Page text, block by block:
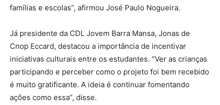
famílias e escolas”, afirmou José Paulo Nogueira.
Já presidente da CDL Jovem Barra Mansa, Jonas de
Cnop Eccard, destacou a importância de incentivar
iniciativas culturais entre os estudantes. “Ver as crianças
participando e perceber como o projeto foi bem recebido
é muito gratificante. A ideia é continuar fomentando
ações como essa”, disse.